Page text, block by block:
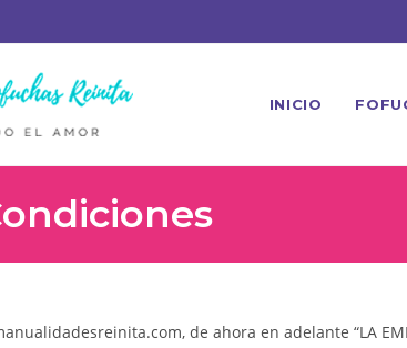
INICIO
de ahora en adelante “LA